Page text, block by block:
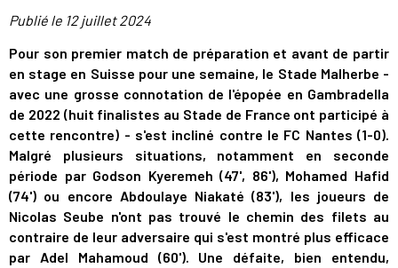
Publié le 12 juillet 2024
Pour son premier match de préparation et avant de partir
en stage en Suisse pour une semaine, le Stade Malherbe -
avec une grosse connotation de l'épopée en Gambradella
de 2022 (huit finalistes au Stade de France ont participé à
cette rencontre) - s'est incliné contre le FC Nantes (1-0).
Malgré plusieurs situations, notamment en seconde
période par Godson Kyeremeh (47', 86'), Mohamed Hafid
(74') ou encore Abdoulaye Niakaté (83'), les joueurs de
Nicolas Seube n'ont pas trouvé le chemin des filets au
contraire de leur adversaire qui s'est montré plus efficace
par Adel Mahamoud (60'). Une défaite, bien entendu,